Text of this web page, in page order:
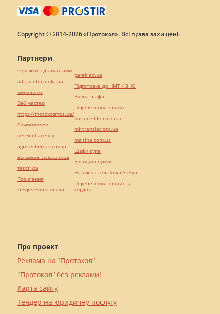
Copyright © 2014-2026 «Протокол». Всі права захищені.
Про проект
Реклама на "Протокол"
"Протокол" без реклами!
Карта сайту
Тендер на юридичну послугу
Партнери
Сережки з діамантами
alliancetechnika.ua
миралинкс
Веб мастер
https://motokosmos.ua/
Синтезатори
perevod.agency
agrotechnika.com.ua
europeservice.com.ua
текст юа
Посилання
kievperevod.com.ua
pereklad.ua
Підготовка до НМТ / ЗНО
Винна шафа
Перевезення хворих
hospice-life.com.ua/
mk-translations.ua
maltina.com.ua
Шафи купе
Брендові сумки
Натяжні стелі Nova Stelya
Перевезення хворих за
кордон